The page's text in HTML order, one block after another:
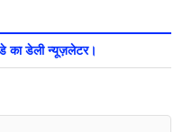
का डेली न्यूज़लेटर।